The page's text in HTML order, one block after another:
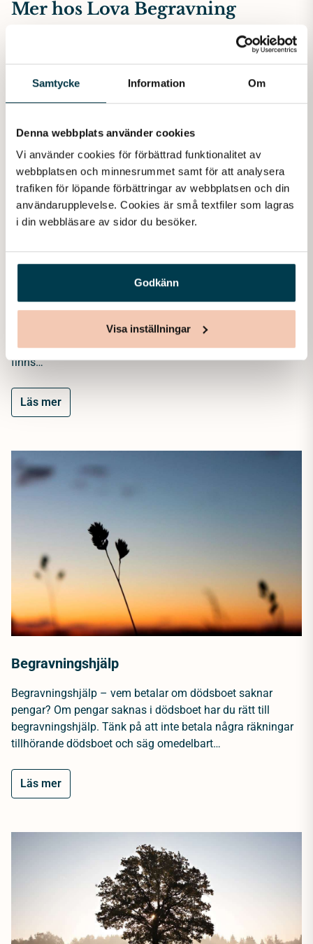
Samtycke Information Om
Denna webbplats använder cookies
Vi använder cookies för förbättrad funktionalitet av
webbplatsen och minnesrummet samt för att analysera
trafiken för löpande förbättringar av webbplatsen och din
användarupplevelse. Cookies är små textfiler som lagras
i din webbläsare av sidor du besöker.
Godkänn
Visa inställningar
Mer hos Lova Begravning
Juridik vid dödsfall – viktiga tjänster att känna till. I
samband med att en nära släkting eller vän går bort
uppstår ofta frågor kring dödsbo, juridik och ekonomi. Det
finns…
Läs mer
Begravningshjälp
Begravningshjälp – vem betalar om dödsboet saknar
pengar? Om pengar saknas i dödsboet har du rätt till
begravningshjälp. Tänk på att inte betala några räkningar
tillhörande dödsboet och säg omedelbart…
Läs mer